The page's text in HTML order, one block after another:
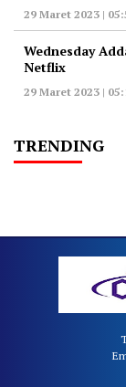
29 Maret 2023 |
Wednesday
Netflix
29 Maret 2023 |
TRENDING